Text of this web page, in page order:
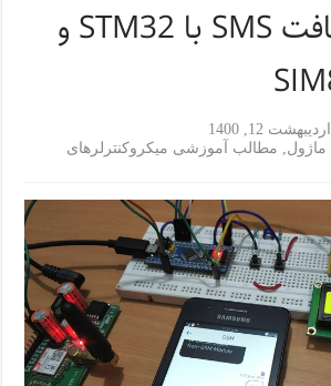
ارسال و دریافت SMS با STM32 و
اردیبهشت 12, 1400
ماژول
مطالب آموزشی میکروکنترلرهای